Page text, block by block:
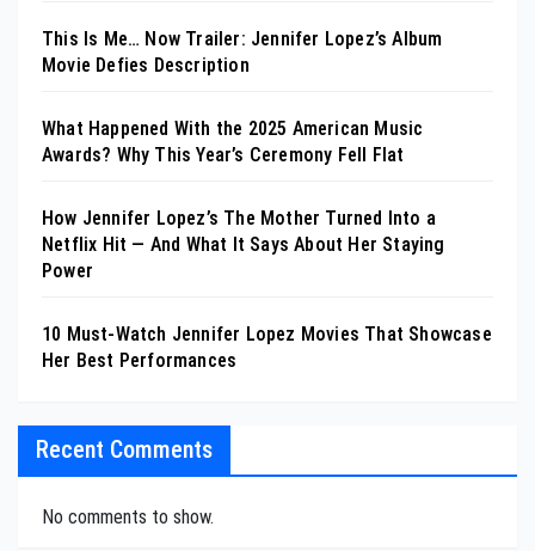
This Is Me… Now Trailer: Jennifer Lopez’s Album
Movie Defies Description
What Happened With the 2025 American Music
Awards? Why This Year’s Ceremony Fell Flat
How Jennifer Lopez’s The Mother Turned Into a
Netflix Hit — And What It Says About Her Staying
Power
10 Must-Watch Jennifer Lopez Movies That Showcase
Her Best Performances
Recent Comments
No comments to show.